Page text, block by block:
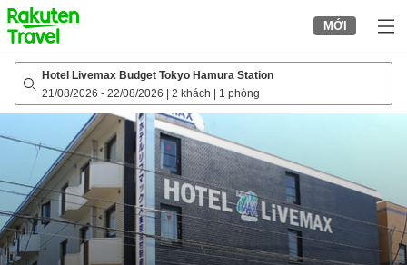
to
top
page
MỚI
Hotel Livemax Budget Tokyo Hamura Station
21/08/2026 - 22/08/2026 2 khách 1 phòng